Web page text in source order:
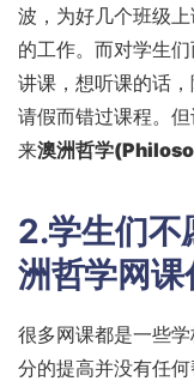
波，为好几个班级
的工作。而对学生
讲课，想听课的话
请假而错过课程。
来澳洲哲学
2.学生们不
洲哲学网课
很多网课都是一些
分的提高并没有任